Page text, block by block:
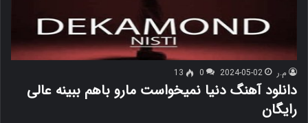
م.ر 2024-05-02
0
13
دانلود آهنگ دنیا نمیخواست مارو باهم ببینه عالی
رایگان